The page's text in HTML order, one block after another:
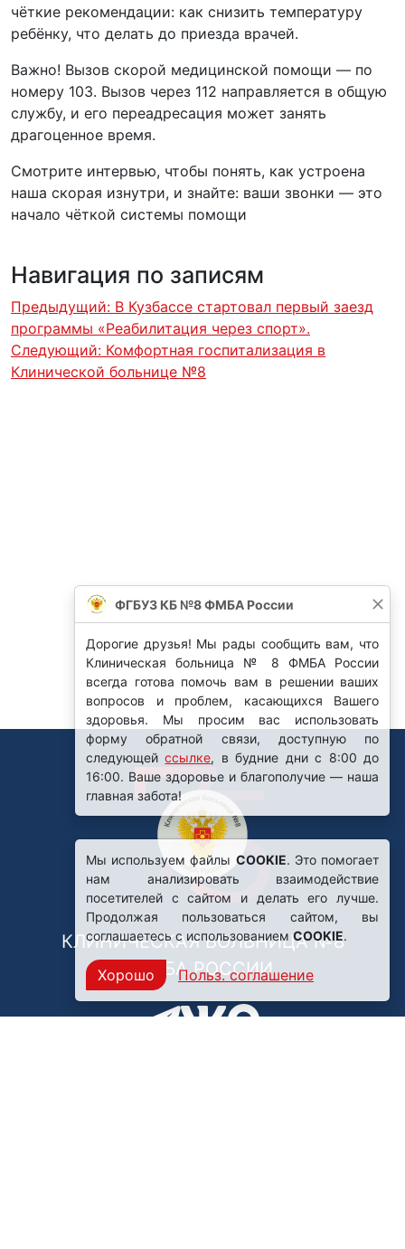
чёткие рекомендации: как снизить температуру
ребёнку, что делать до приезда врачей.
Важно! Вызов скорой медицинской помощи — по
номеру 103. Вызов через 112 направляется в общую
службу, и его переадресация может занять
драгоценное время.
Смотрите интервью, чтобы понять, как устроена
наша скорая изнутри, и знайте: ваши звонки — это
начало чёткой системы помощи️
Навигация по записям
Предыдущий: В Кузбассе стартовал первый заезд
программы «Реабилитация через спорт».
Следующий: Комфортная госпитализация в
Клинической больнице №8
КЛИНИЧЕСКАЯ БОЛЬНИЦА №8
ФМБА РОССИИ
ФГБУЗ КБ №8 ФМБА России
Дорогие друзья! Мы рады сообщить вам, что
Клиническая больница № 8 ФМБА России
всегда готова помочь вам в решении ваших
вопросов и проблем, касающихся Вашего
здоровья. Мы просим вас использовать
форму обратной связи, доступную по
следующейссылке, в будние дни с 8:00 до
16:00. Ваше здоровье и благополучие — наша
главная забота!
Мы используем файлы COOKIE. Это помогает
нам анализировать взаимодействие
посетителей с сайтом и делать его лучше.
Продолжая пользоваться сайтом, вы
соглашаетесь с использованиемCOOKIE.
Хорошо Польз. соглашение